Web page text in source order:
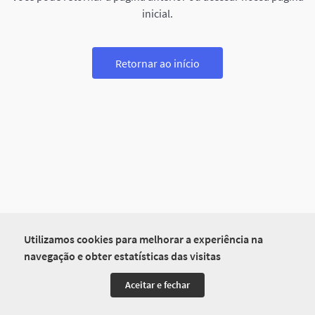
Utilizamos cookies para melhorar a experiência na
navegação e obter estatísticas das visitas
Aceitar e fechar
inicial.
Retornar ao início